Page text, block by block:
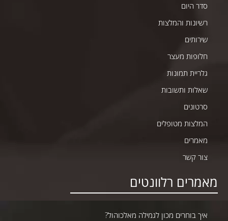
סדר היום
רשיונות והמלצות
שירותים
חלופות מעצר
גלריית תמונות
שאלות ותשובות
סרטונים
המלצות מטופלים
מאמרים
צור קשר
מאמרים רלוונטים
איך בוחרים מכון לגמילה מאלכוהול?